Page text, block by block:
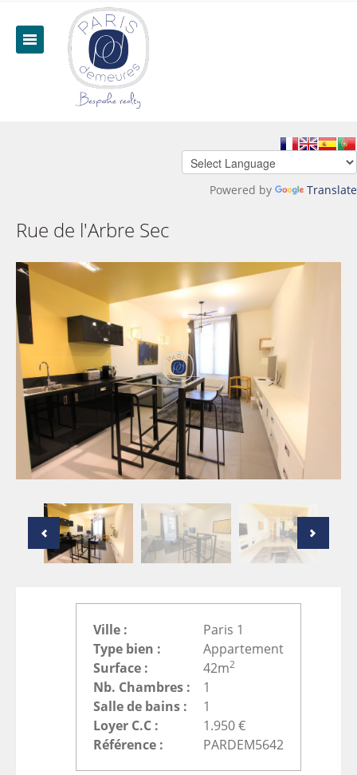
Powered by Translate
Rue de l'Arbre Sec
Ville :
Paris 1
Type bien :
Appartement
Surface :
42m2
Nb. Chambres :
1
Salle de bains :
1
Loyer C.C :
1.950 €
Référence :
PARDEM5642